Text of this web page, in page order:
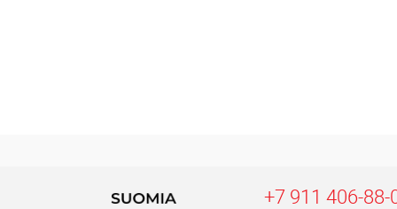
+7 911 406-88-